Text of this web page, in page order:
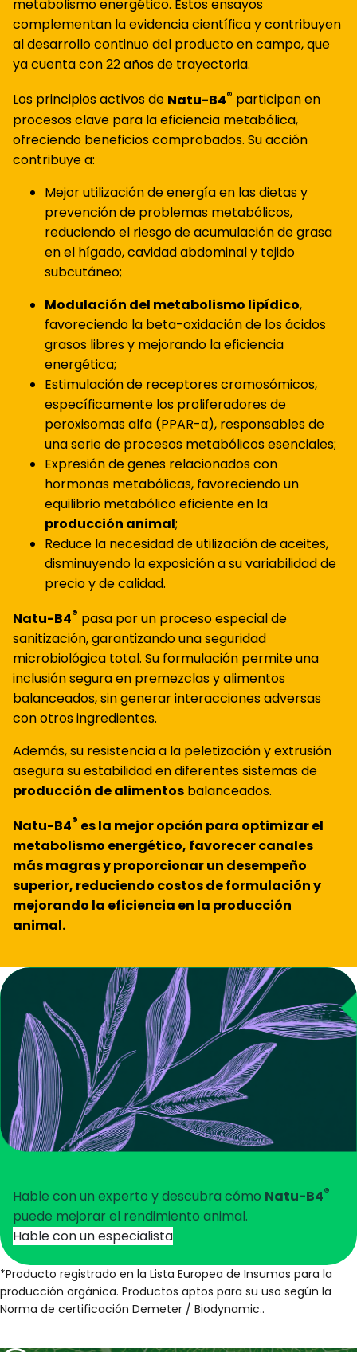
metabolismo energético. Estos ensayos
complementan la evidencia científica y contribuyen
al desarrollo continuo del producto en campo, que
ya cuenta con 22 años de trayectoria.
Los principios activos de Natu-B4® participan en
procesos clave para la eficiencia metabólica,
ofreciendo beneficios comprobados. Su acción
contribuye a:
Mejor utilización de energía en las dietas y
prevención de problemas metabólicos,
reduciendo el riesgo de acumulación de grasa
en el hígado, cavidad abdominal y tejido
subcutáneo;
Modulación del metabolismo lipídico,
favoreciendo la beta-oxidación de los ácidos
grasos libres y mejorando la eficiencia
energética;
Estimulación de receptores cromosómicos,
específicamente los proliferadores de
peroxisomas alfa (PPAR-α), responsables de
una serie de procesos metabólicos esenciales;
Expresión de genes relacionados con
hormonas metabólicas, favoreciendo un
equilibrio metabólico eficiente en la
producción animal;
Reduce la necesidad de utilización de aceites,
disminuyendo la exposición a su variabilidad de
precio y de calidad.
Natu-B4® pasa por un proceso especial de
sanitización, garantizando una seguridad
microbiológica total. Su formulación permite una
inclusión segura en premezclas y alimentos
balanceados, sin generar interacciones adversas
con otros ingredientes.
Además, su resistencia a la peletización y extrusión
asegura su estabilidad en diferentes sistemas de
producción de alimentos balanceados.
Natu-B4® es la mejor opción para optimizar el
metabolismo energético, favorecer canales
más magras y proporcionar un desempeño
superior, reduciendo costos de formulación y
mejorando la eficiencia en la producción
animal.
Hable con un experto y descubra cómo Natu-B4®
puede mejorar el rendimiento animal.
Hable con un especialista
*Producto registrado en la Lista Europea de Insumos para la
producción orgánica. Productos aptos para su uso según la
Norma de certificación Demeter / Biodynamic.​.